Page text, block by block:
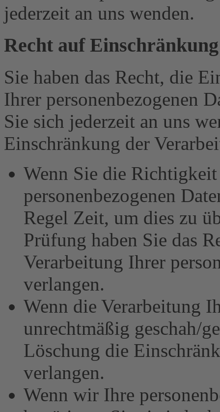
jederzeit an uns wenden.
Recht auf
Sie haben das Recht, die
Ihrer personenbezogenen
Sie sich jederzeit an uns
Einschränkung der
Wenn Sie die
personenbezogenen
Regel Zeit, um dies zu
Prüfung haben Sie das
Verarbeitung Ihrer
verlangen.
Wenn die Verarbeitung
unrechtmäßig geschah/
Löschung die
verlangen.
Wenn wir Ihre